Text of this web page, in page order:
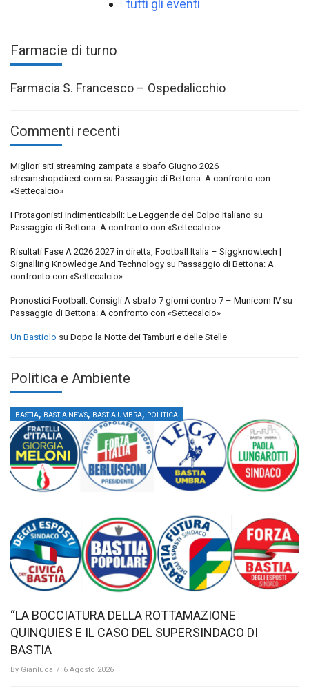
tutti gli eventi
Farmacie di turno
Farmacia S. Francesco – Ospedalicchio
Commenti recenti
Migliori siti streaming zampata a sbafo Giugno 2026 –
streamshopdirect.com su Passaggio di Bettona: A confronto con
«Settecalcio»
I Protagonisti Indimenticabili: Le Leggende del Colpo Italiano su
Passaggio di Bettona: A confronto con «Settecalcio»
Risultati Fase A 2026 2027 in diretta, Football Italia – Siggknowtech |
Signalling Knowledge And Technology su Passaggio di Bettona: A
confronto con «Settecalcio»
Pronostici Football: Consigli A sbafo 7 giorni contro 7 – Municorn IV su
Passaggio di Bettona: A confronto con «Settecalcio»
Un Bastiolo su Dopo la Notte dei Tamburi e delle Stelle
Politica e Ambiente
BASTIA, BASTIA NEWS, BASTIA UMBRA, POLITICA
“LA BOCCIATURA DELLA ROTTAMAZIONE
QUINQUIES E IL CASO DEL SUPERSINDACO DI
BASTIA
By Gianluca / 6 Agosto 2026